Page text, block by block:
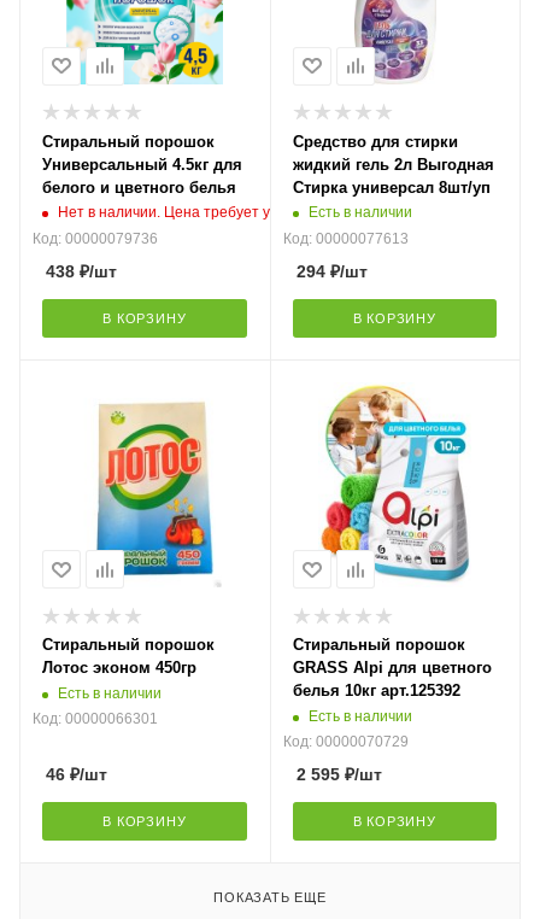
Стиральный порошок
Универсальный 4.5кг для
белого и цветного белья
Нет в наличии. Цена требует уточнения
Код: 00000079736
438 ₽/шт
В КОРЗИНУ
Средство для стирки
жидкий гель 2л Выгодная
Стирка универсал 8шт/уп
Есть в наличии
Код: 00000077613
294₽/шт
В КОРЗИНУ
Стиральный порошок
Лотос эконом 450гр
Есть в наличии
Код: 00000066301
46 ₽/шт
В КОРЗИНУ
Стиральный порошок
GRASS Alpi для цветного
белья 10кг арт.125392
Есть в наличии
Код: 00000070729
2 595₽/шт
В КОРЗИНУ
ПОКАЗАТЬ ЕЩЕ